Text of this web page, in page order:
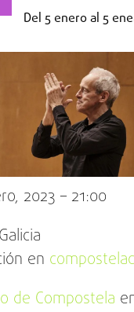
Del 5 enero al 5
2023 – 21:00
en
de Compostela